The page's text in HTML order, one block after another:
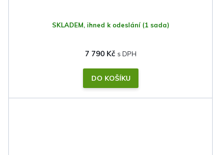
SKLADEM, ihned k odeslání (1 sada)
7 790 Kč
DO KOŠÍKU